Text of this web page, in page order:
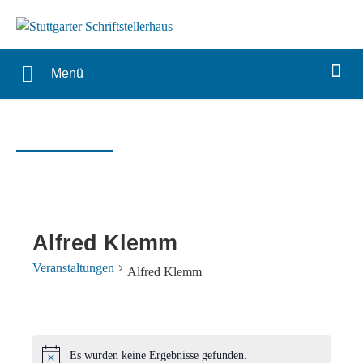
Menü
Alfred Klemm
Veranstaltungen Alfred Klemm
Veranstaltungen
Es wurden keine Ergebnisse gefunden.